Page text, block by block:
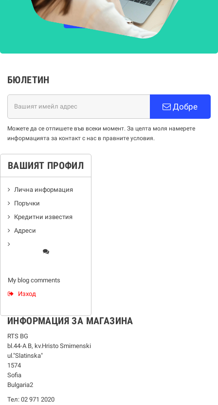
НАУЧЕТЕ ПОВЕЧЕ
БЮЛЕТИН
Добре
Можете да се отпишете във всеки момент. За целта моля намерете
информацията за контакт с нас в правните условия.
ВАШИЯТ ПРОФИЛ
Лична информация
Поръчки
Кредитни известия
Адреси
My blog comments
Изход
ИНФОРМАЦИЯ ЗА МАГАЗИНА
RTS BG
bl.44-А В, kv.Hristo Smirnenski
ul."Slatinska"
1574
Sofia
Bulgaria2
Тел: 02 971 2020